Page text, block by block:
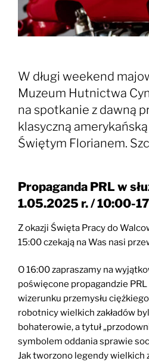
W długi weekend
Muzeum Hutnictwa
na spotkanie z dawną
klasyczną
Świętym Florianem.
Propaganda PRL w
1.05.2025 r. / 10:00-
Z okazji Święta Pracy do
15:00 czekają na Was nasi
O 16:00 zapraszamy na
poświęcone propagandzie
wizerunku przemysłu
robotnicy wielkich zakładów
bohaterowie, a tytuł
symbolem oddania sprawie
Jak tworzono legendy wielkich